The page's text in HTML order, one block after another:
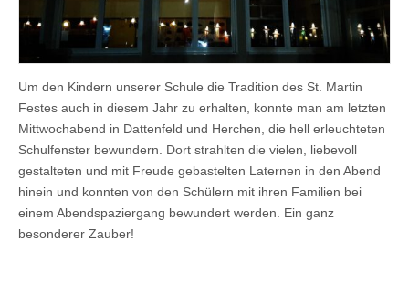
Um den Kindern unserer Schule die Tradition des St. Martin
Festes auch in diesem Jahr zu erhalten, konnte man am letzten
Mittwochabend in Dattenfeld und Herchen, die hell erleuchteten
Schulfenster bewundern. Dort strahlten die vielen, liebevoll
gestalteten und mit Freude gebastelten Laternen in den Abend
hinein und konnten von den Schülern mit ihren Familien bei
einem Abendspaziergang bewundert werden. Ein ganz
besonderer Zauber!